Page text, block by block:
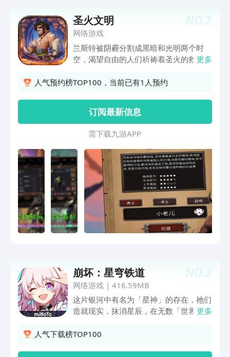
NO.2
圣火文明
网络游戏
兰斯特被阴霾分割成黑暗和光明两个时
空，渴望自由的人们祈祷着圣火的救赎
时空穿越，记住穿越后你将从零开始 不
吧！我的勇士，让那些无知的怪物为之颤
抖，人民都期待着你的凯旋归来！
更多
人气预约榜TOP100，当前已有1人预约
订阅最新信息
需 下 载 九 游 A P P
NO.3
崩坏：星穹铁道
网络游戏| 416.59MB
这片银河中有名为「星神」的存在，祂们
造就现实，抹消星辰，在无数「世界」中
客，将与继承「开拓」意志的同伴一起，
更多
人气下载榜TOP100